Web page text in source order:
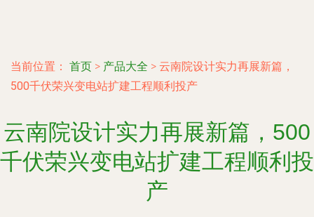
当前位置： 首页 > 产品大全 > 云南院设计实力再展新篇，
500千伏荣兴变电站扩建工程顺利投产
云南院设计实力再展新篇，500
千伏荣兴变电站扩建工程顺利投
产